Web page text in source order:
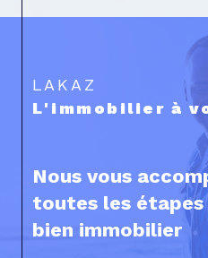
LAKAZ
L'immobilier à
Nous vous
toutes les
bien immobilier